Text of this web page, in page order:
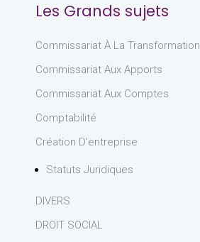
Les Grands sujets
Commissariat À La Transformation
Commissariat Aux Apports
Commissariat Aux Comptes
Comptabilité
Création D'entreprise
Statuts Juridiques
DIVERS
DROIT SOCIAL